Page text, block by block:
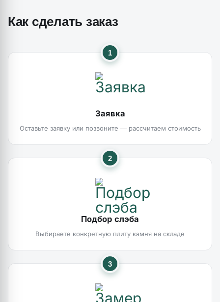
Как сделать заказ
1
Заявка
Оставьте заявку или позвоните — рассчитаем стоимость
2
Подбор слэба
Выбираете конкретную плиту камня на складе
3